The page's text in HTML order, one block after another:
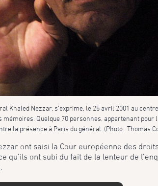
Khaled Nezzar, s’exprime, le 25 avril 2001 au
Quelque 70 personnes, appartenant pour
la présence à Paris du général. (Photo : Thomas
ont saisi la Cour européenne des
qu’ils ont subi du fait de la lenteur de